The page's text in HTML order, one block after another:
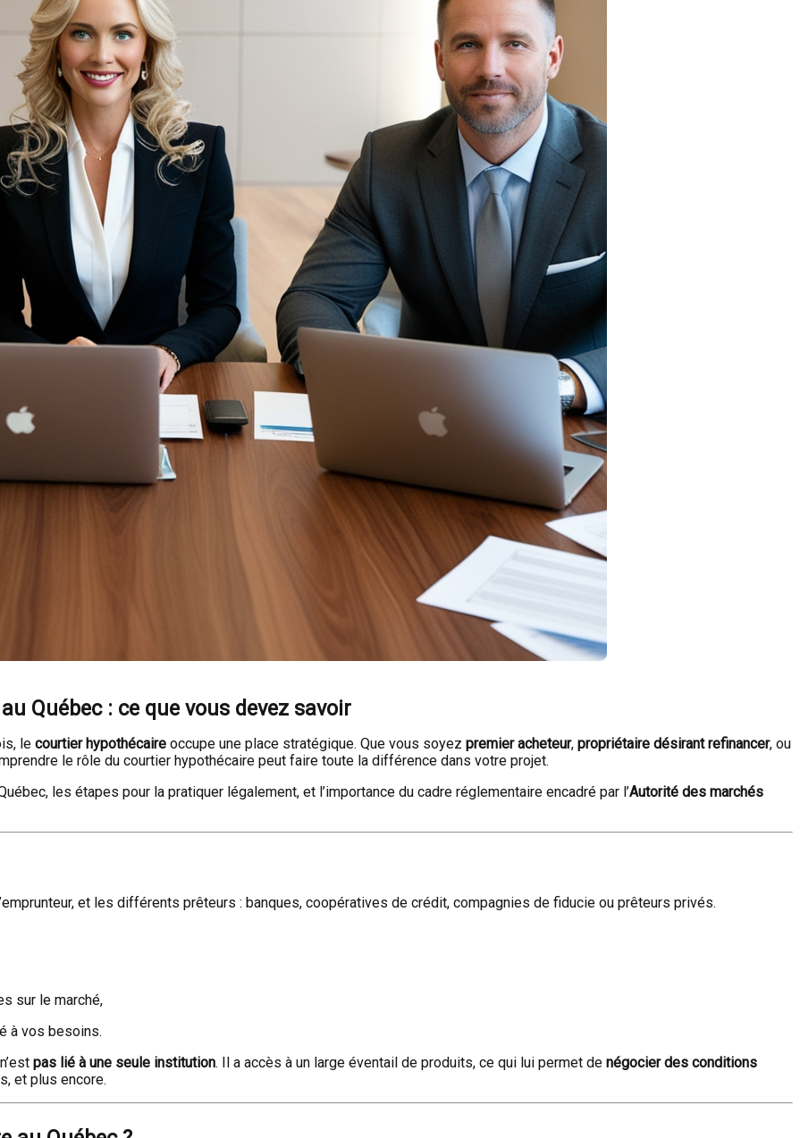
Québec : ce que vous devez savoir
le courtier hypothécaire occupe une place stratégique. Que vous soyez premier acheteur, propriétaire désirant refinancer, ou
le rôle du courtier hypothécaire peut faire toute la différence dans votre projet.
les étapes pour la pratiquer légalement, et l’importance du cadre réglementaire encadré par l’Autorité des marchés
et les différents prêteurs : banques, coopératives de crédit, compagnies de fiducie ou prêteurs privés.
sur le marché,
à vos besoins.
pas lié à une seule institution. Il a accès à un large éventail de produits, ce qui lui permet de négocier des conditions
et plus encore.